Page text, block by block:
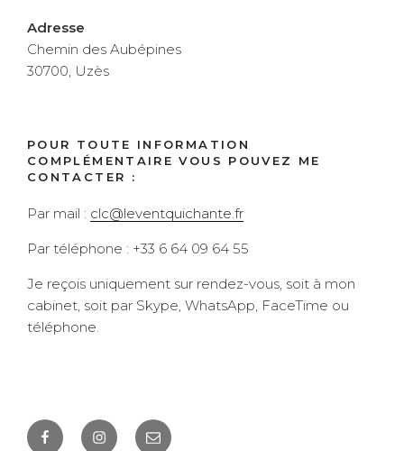
Adresse
Chemin des Aubépines
30700, Uzès
POUR TOUTE INFORMATION
COMPLÉMENTAIRE VOUS POUVEZ ME
CONTACTER :
Par mail : clc@leventquichante.fr
Par téléphone : +33 6 64 09 64 55
Je reçois uniquement sur rendez-vous, soit à mon
cabinet, soit par Skype, WhatsApp, FaceTime ou
téléphone.
FacebookInstagram
E-